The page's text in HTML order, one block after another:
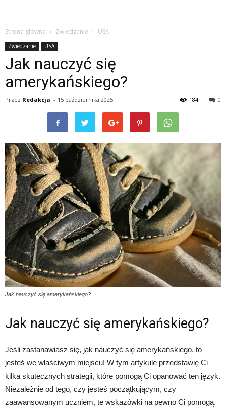
Strona główna Zwiedzanie USA
Zwiedzanie USA
Jak nauczyć się
amerykańskiego?
Przez Redakcja - 15 października 2025 0
184
Jak nauczyć się amerykańskiego?
Jak nauczyć się amerykańskiego?
Jeśli zastanawiasz się, jak nauczyć się amerykańskiego, to
jesteś we właściwym miejscu! W tym artykule przedstawię Ci
kilka skutecznych strategii, które pomogą Ci opanować ten język.
Niezależnie od tego, czy jesteś początkującym, czy
zaawansowanym uczniem, te wskazówki na pewno Ci pomogą.